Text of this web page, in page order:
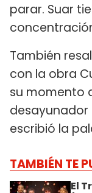
parar. Suar
También
con la obra
su momento
escribió la
TAMBIÉN TE
El